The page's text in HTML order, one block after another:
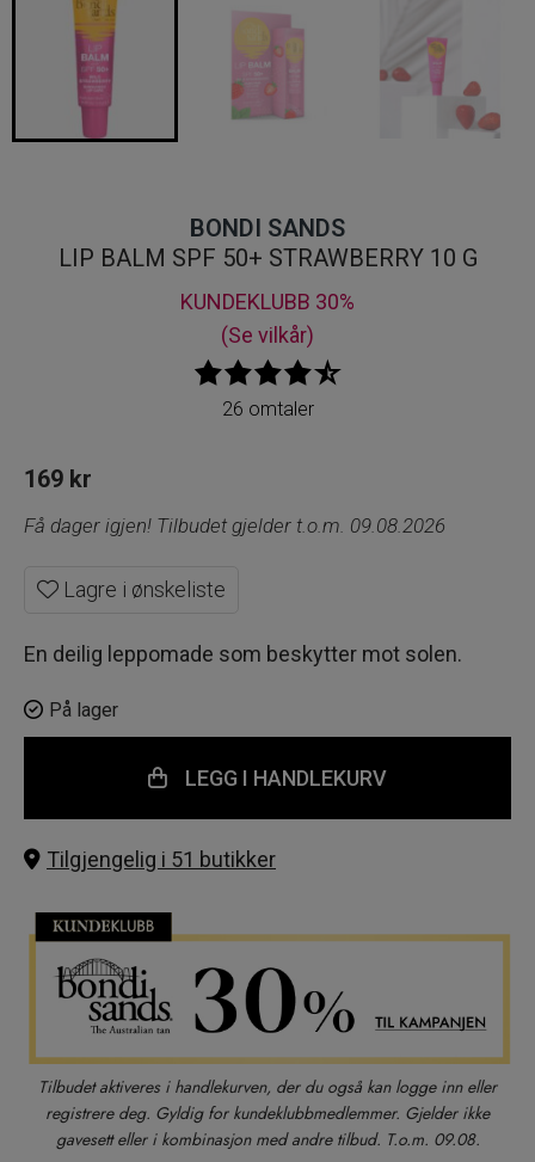
BONDI SANDS
LIP BALM SPF 50+ STRAWBERRY 10 G
KUNDEKLUBB 30%
(Se vilkår)
26 omtaler
169 kr
Få dager igjen! Tilbudet gjelder t.o.m. 09.08.2026
Lagre i ønskeliste
En deilig leppomade som beskytter mot solen.
På lager
LEGG I HANDLEKURV
Tilgjengelig i 51 butikker
Tilbudet aktiveres i handlekurven, der du også kan logge inn eller
registrere deg. Gyldig for kundeklubbmedlemmer. Gjelder ikke
gavesett eller i kombinasjon med andre tilbud. T.o.m. 09.08.